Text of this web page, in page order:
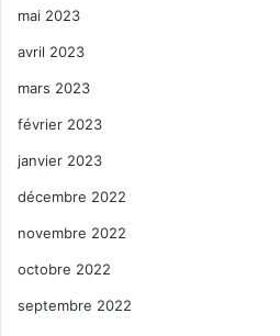
mai 2023
avril 2023
mars 2023
février 2023
janvier 2023
décembre 2022
novembre 2022
octobre 2022
septembre 2022